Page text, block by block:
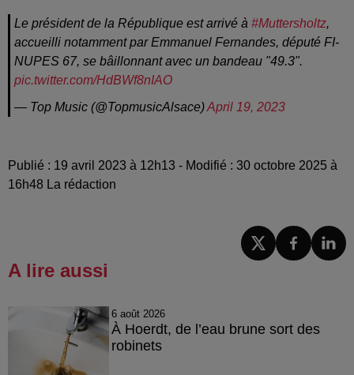
Le président de la République est arrivé à #Muttersholtz,
accueilli notamment par Emmanuel Fernandes, député FI-
NUPES 67, se bâillonnant avec un bandeau "49.3".
pic.twitter.com/HdBWf8nIAO
— Top Music (@TopmusicAlsace)April 19, 2023
Publié : 19 avril 2023 à 12h13 - Modifié : 30 octobre 2025 à
16h48 La rédaction
A lire aussi
6 août 2026
À Hoerdt, de l’eau brune sort des
robinets